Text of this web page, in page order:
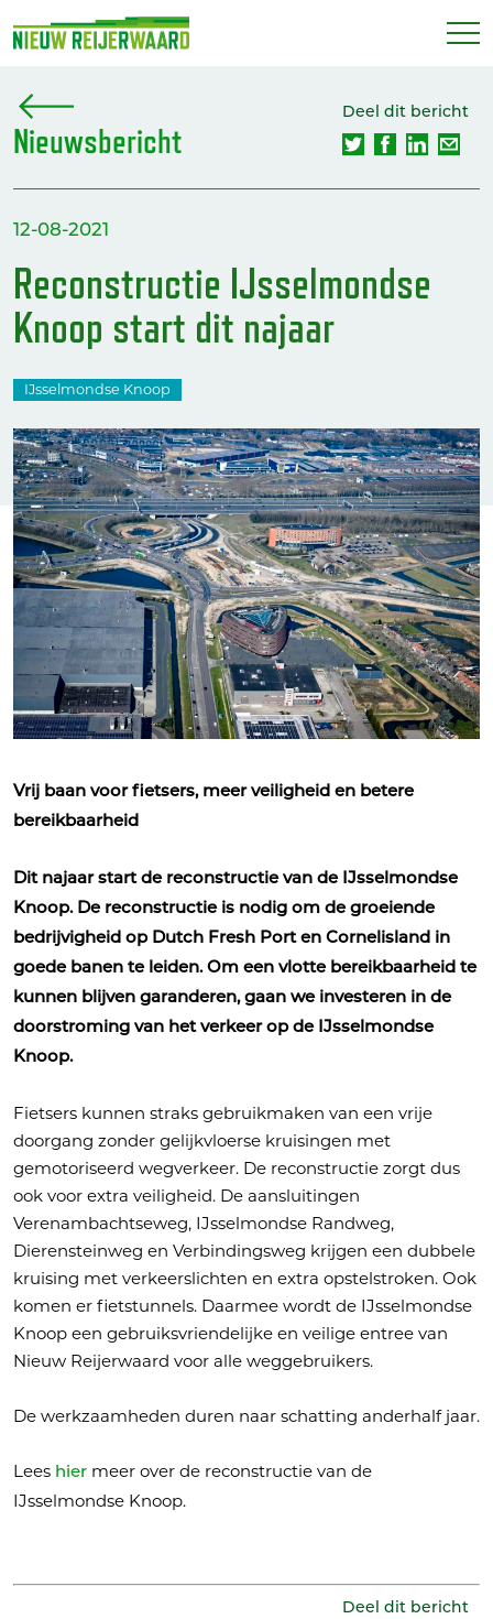
Nieuwsbericht
Deel dit bericht
12-08-2021
Reconstructie IJsselmondse
Knoop start dit najaar
IJsselmondse Knoop
Vrij baan voor fietsers, meer veiligheid en betere
bereikbaarheid
Dit najaar start de reconstructie van de IJsselmondse
Knoop. De reconstructie is nodig om de groeiende
bedrijvigheid op Dutch Fresh Port en Cornelisland in
goede banen te leiden. Om een vlotte bereikbaarheid te
kunnen blijven garanderen, gaan we investeren in de
doorstroming van het verkeer op de IJsselmondse
Knoop.
Fietsers kunnen straks gebruikmaken van een vrije
doorgang zonder gelijkvloerse kruisingen met
gemotoriseerd wegverkeer. De reconstructie zorgt dus
ook voor extra veiligheid. De aansluitingen
Verenambachtseweg, IJsselmondse Randweg,
Dierensteinweg en Verbindingsweg krijgen een dubbele
kruising met verkeerslichten en extra opstelstroken. Ook
komen er fietstunnels. Daarmee wordt de IJsselmondse
Knoop een gebruiksvriendelijke en veilige entree van
Nieuw Reijerwaard voor alle weggebruikers.
De werkzaamheden duren naar schatting anderhalf jaar.
Lees hier meer over de reconstructie van de
IJsselmondse Knoop.
Deel dit bericht